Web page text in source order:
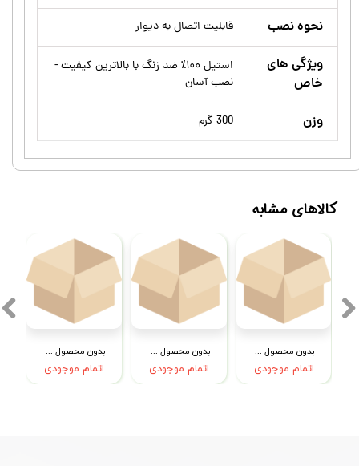
نحوه نصب قابلیت اتصال به دیوار
ویژگی های
خاص
استیل ۱۰۰٪ ضد زنگ با بالاترین کیفیت -
نصب آسان
وزن 300 گرم
بدون محصول جهت نمایش
اتمام موجودی
بدون محصول جهت نمایش
اتمام موجودی
بدون محصول جهت نمایش
اتمام موجودی
کالاهای مشابه